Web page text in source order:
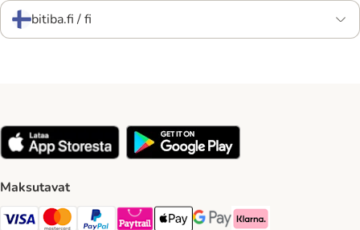
bitiba.fi / fi
Maksutavat